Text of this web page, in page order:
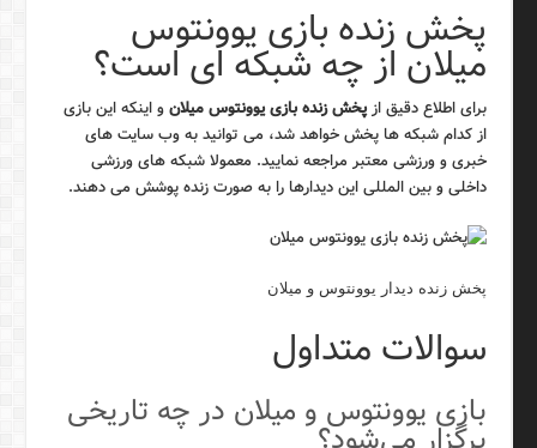
پخش زنده بازی یوونتوس
میلان از چه شبکه ای است؟
برای اطلاع دقیق ازپخش زنده بازی یوونتوس میلانو اینکه این بازی
از کدام شبکه ها پخش خواهد شد، می توانید به وب سایت های
خبری و ورزشی معتبر مراجعه نمایید. معمولا شبکه های ورزشی
داخلی و بین المللی این دیدارها را به صورت زنده پوشش می دهند.
پخش زنده دیدار یوونتوس و میلان
سوالات متداول
بازی یوونتوس و میلان در چه تاریخی